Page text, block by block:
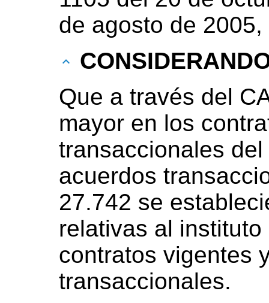
de agosto de 2005,
Que a través del
mayor en los
transaccionales
acuerdos
27.742 se
relativas al
contratos vigentes
transaccionales.